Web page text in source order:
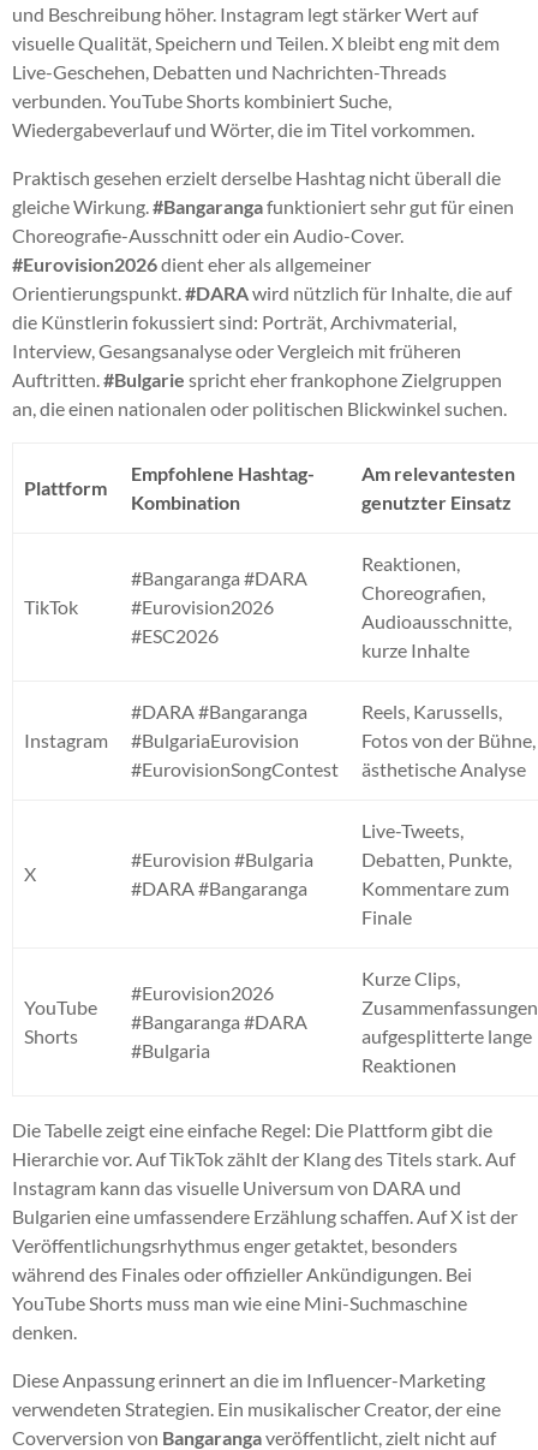
und Beschreibung höher. Instagram legt stärker Wert auf
visuelle Qualität, Speichern und Teilen. X bleibt eng mit dem
Live-Geschehen, Debatten und Nachrichten-Threads
verbunden. YouTube Shorts kombiniert Suche,
Wiedergabeverlauf und Wörter, die im Titel vorkommen.
Praktisch gesehen erzielt derselbe Hashtag nicht überall die
gleiche Wirkung. #Bangarangafunktioniert sehr gut für einen
Choreografie-Ausschnitt oder ein Audio-Cover.
#Eurovision2026dient eher als allgemeiner
Orientierungspunkt. #DARAwird nützlich für Inhalte, die auf
die Künstlerin fokussiert sind: Porträt, Archivmaterial,
Interview, Gesangsanalyse oder Vergleich mit früheren
Auftritten. #Bulgarie spricht eher frankophone Zielgruppen
an, die einen nationalen oder politischen Blickwinkel suchen.
Plattform
Empfohlene Hashtag-
Kombination
Am relevantesten
genutzter Einsatz
TikTok
#Bangaranga #DARA
#Eurovision2026
#ESC2026
Reaktionen,
Choreografien,
Audioausschnitte,
kurze Inhalte
Instagram
#DARA #Bangaranga
#BulgariaEurovision
#EurovisionSongContest
Reels, Karussells,
Fotos von der Bühne,
ästhetische Analyse
X
#Eurovision #Bulgaria
#DARA #Bangaranga
Live-Tweets,
Debatten, Punkte,
Kommentare zum
Finale
YouTube
Shorts
#Eurovision2026
#Bangaranga #DARA
#Bulgaria
Kurze Clips,
aufgesplitterte lange
Reaktionen
Die Tabelle zeigt eine einfache Regel: Die Plattform gibt die
Hierarchie vor. Auf TikTok zählt der Klang des Titels stark. Auf
Instagram kann das visuelle Universum von DARA und
Bulgarien eine umfassendere Erzählung schaffen. Auf X ist der
Veröffentlichungsrhythmus enger getaktet, besonders
während des Finales oder offizieller Ankündigungen. Bei
YouTube Shorts muss man wie eine Mini-Suchmaschine
denken.
Diese Anpassung erinnert an die im Influencer-Marketing
verwendeten Strategien. Ein musikalischer Creator, der eine
Coverversion von Bangarangaveröffentlicht, zielt nicht auf